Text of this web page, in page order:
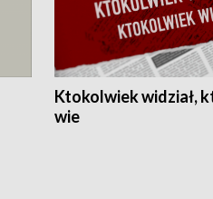
Ktokolwiek widział,
wie